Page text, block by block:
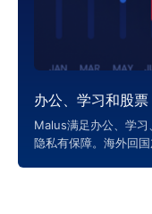
办公、学习和股票
Malus满足办公、学习
隐私有保障。海外回